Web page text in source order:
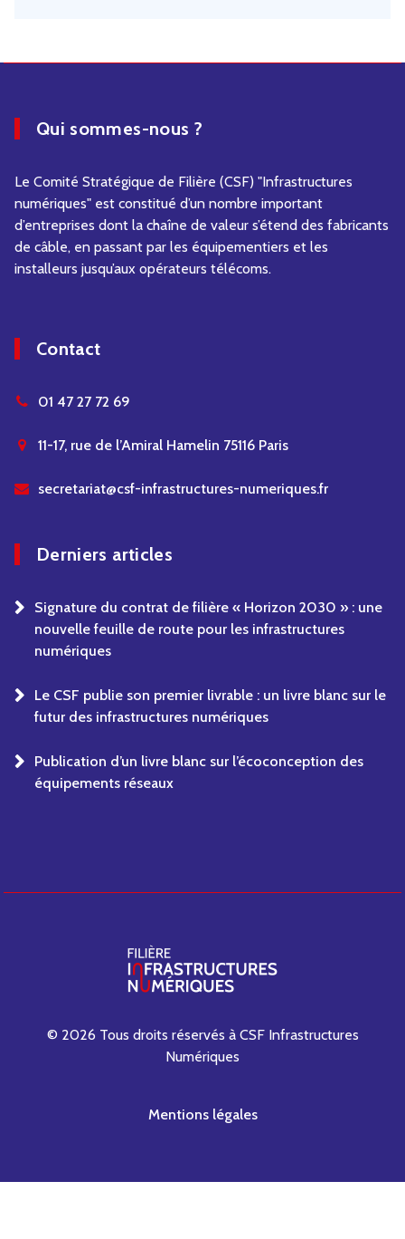
Qui sommes-nous ?
Le Comité Stratégique de Filière (CSF) "Infrastructures
numériques" est constitué d’un nombre important
d’entreprises dont la chaîne de valeur s’étend des fabricants
de câble, en passant par les équipementiers et les
installeurs jusqu’aux opérateurs télécoms.
Contact
01 47 27 72 69
11-17, rue de l’Amiral Hamelin 75116 Paris
secretariat@csf-infrastructures-numeriques.fr
Derniers articles
Signature du contrat de filière « Horizon 2030 » : une
nouvelle feuille de route pour les infrastructures
numériques
Le CSF publie son premier livrable : un livre blanc sur le
futur des infrastructures numériques
Publication d’un livre blanc sur l’écoconception des
équipements réseaux
© 2026 Tous droits réservés à CSF Infrastructures
Numériques
Mentions légales